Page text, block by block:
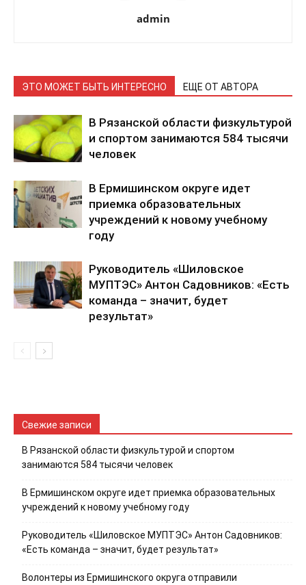
admin
ЭТО МОЖЕТ БЫТЬ ИНТЕРЕСНО ЕЩЕ ОТ АВТОРА
В Рязанской области физкультурой
и спортом занимаются 584 тысячи
человек
В Ермишинском округе идет
приемка образовательных
учреждений к новому учебному
году
Руководитель «Шиловское
МУПТЭС» Антон Садовников: «Есть
команда – значит, будет
результат»
Свежие записи
В Рязанской области физкультурой и спортом
занимаются 584 тысячи человек
В Ермишинском округе идет приемка образовательных
учреждений к новому учебному году
Руководитель «Шиловское МУПТЭС» Антон Садовников:
«Есть команда – значит, будет результат»
Волонтеры из Ермишинского округа отправили